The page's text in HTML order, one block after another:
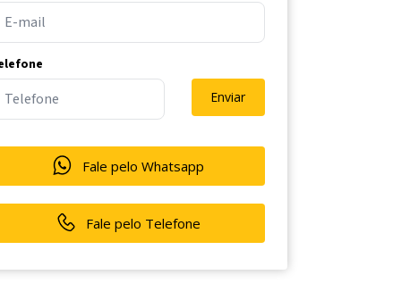
Enviar
Fale pelo Whatsapp
Fale pelo Telefone